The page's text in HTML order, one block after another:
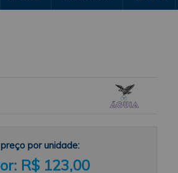
preço por unidade:
R$ 123,00